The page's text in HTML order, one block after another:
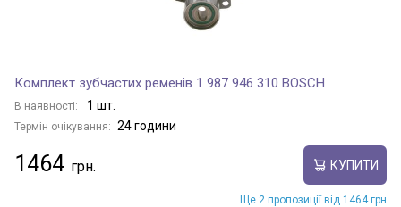
Комплект зубчастих ременів 1 987 946 310 BOSCH
В наявності: 1 шт.
Термін очікування: 24 години
1464 КУПИТИ
Ще 2 пропозиції від 1464 грн